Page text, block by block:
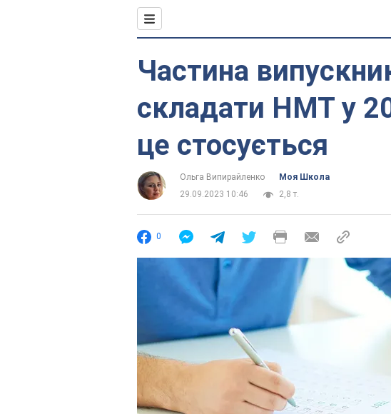
Частина
складати НМТ у
це стосується
Ольга Випирайленко
Моя Школа
29.09.2023 10:46
2,8 т.
0